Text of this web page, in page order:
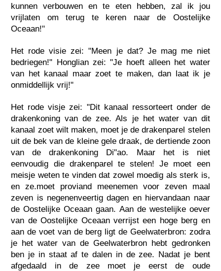
kunnen verbouwen en te eten hebben, zal ik jou
vrijlaten om terug te keren naar de Oostelijke
Oceaan!"
Het rode visie zei: "Meen je dat? Je mag me niet
bedriegen!" Honglian zei: "Je hoeft alleen het water
van het kanaal maar zoet te maken, dan laat ik je
onmiddellijk vrij!"
Het rode visje zei: "Dit kanaal ressorteert onder de
drakenkoning van de zee. Als je het water van dit
kanaal zoet wilt maken, moet je de drakenparel stelen
uit de bek van de kleine gele draak, de dertiende zoon
van de drakenkoning Di"ao. Maar het is niet
eenvoudig die drakenparel te stelen! Je moet een
meisje weten te vinden dat zowel moedig als sterk is,
en ze.moet proviand meenemen voor zeven maal
zeven is negenenveertig dagen en hiervandaan naar
de Oostelijke Oceaan gaan. Aan de westelijke oever
van de Oostelijke Oceaan verrijst een hoge berg en
aan de voet van de berg ligt de Geelwaterbron: zodra
je het water van de Geelwaterbron hebt gedronken
ben je in staat af te dalen in de zee. Nadat je bent
afgedaald in de zee moet je eerst de oude